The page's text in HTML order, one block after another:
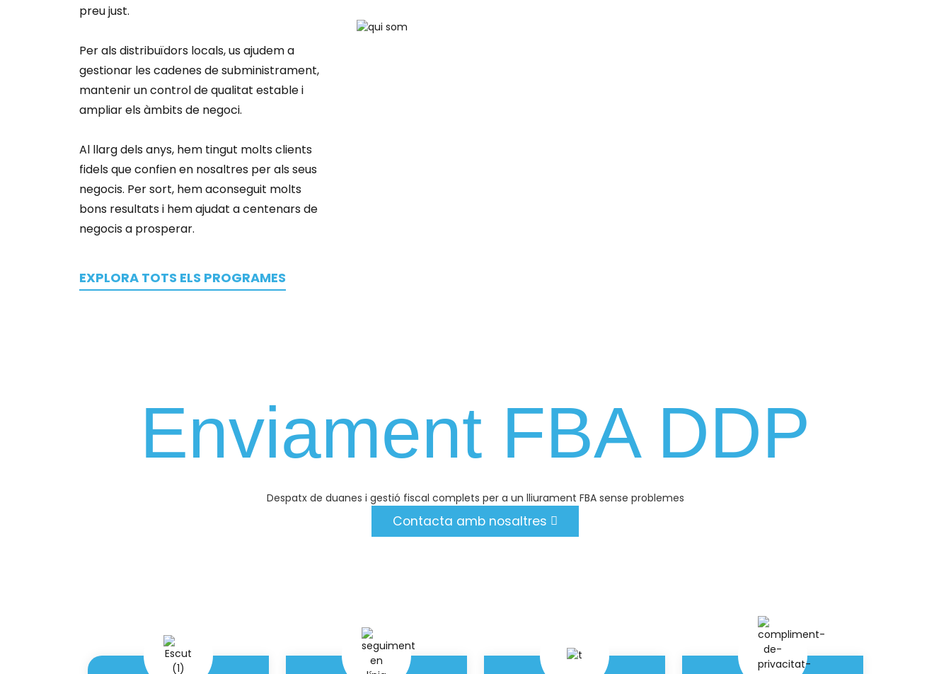
preu just.
Per als distribuïdors locals, us ajudem a
gestionar les cadenes de subministrament,
mantenir un control de qualitat estable i
ampliar els àmbits de negoci.
Al llarg dels anys, hem tingut molts clients
fidels que confien en nosaltres per als seus
negocis. Per sort, hem aconseguit molts
bons resultats i hem ajudat a centenars de
negocis a prosperar.
EXPLORA TOTS ELS PROGRAMES
Enviament FBA DDP
Despatx de duanes i gestió fiscal complets per a un lliurament FBA sense problemes
Contacta amb nosaltres